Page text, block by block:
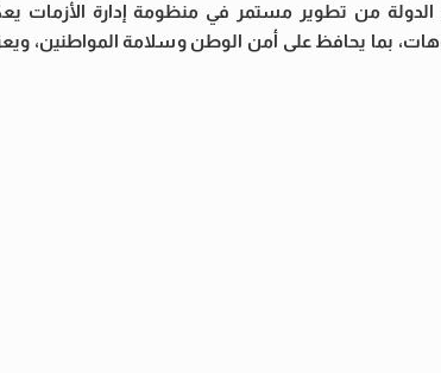
من تطوير مستمر في منظومة إدارة الأزمات
بما يحافظ على أمن الوطن وسلامة المواطنين،